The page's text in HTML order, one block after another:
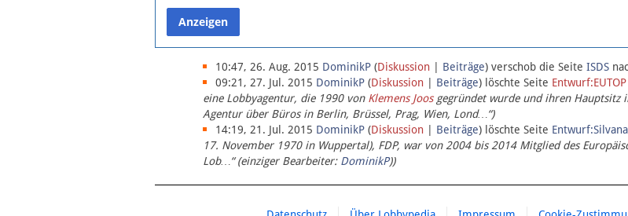
10:47, 26. Aug. 2015 DominikP (Diskussion | Beiträge) verschob die Seite ISDS
09:21, 27. Jul. 2015 DominikP (Diskussion | Beiträge) löschte Seite Entwurf:EUTOP
eine Lobbyagentur, die 1990 von Klemens Joosgegründet wurde und ihren Hauptsitz
Agentur über Büros in Berlin, Brüssel, Prag, Wien, Lond…“)
14:19, 21. Jul. 2015 DominikP (Diskussion | Beiträge) löschte Seite
17. November 1970 in Wuppertal), FDP, war von 2004 bis 2014 Mitglied des
Lob…“ (einziger Bearbeiter: DominikP))